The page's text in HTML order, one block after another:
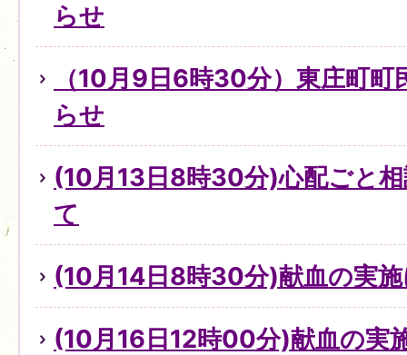
らせ
（10月9日6時30分）東庄町町
らせ
(10月13日8時30分)心配ごと
て
(10月14日8時30分)献血の実
(10月16日12時00分)献血の実